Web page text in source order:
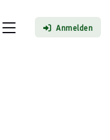
Anmelden